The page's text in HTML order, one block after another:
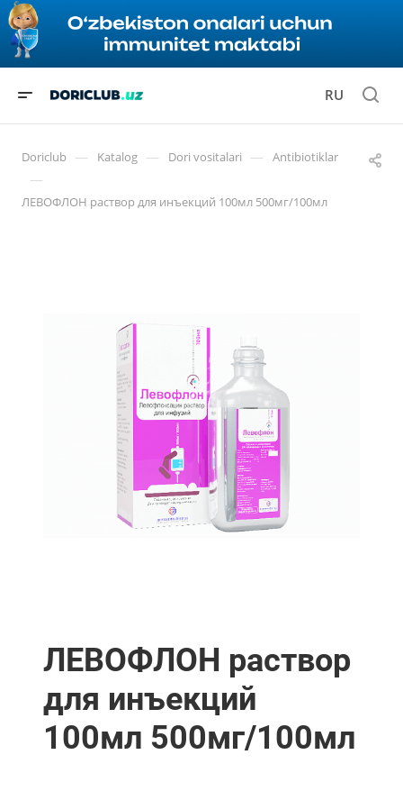
RU
Doriclub — Katalog — Dori vositalari — Antibiotiklar
—
ЛЕВОФЛОН раствор для инъекций 100мл 500мг/100мл
ЛЕВОФЛОН раствор
для инъекций
100мл 500мг/100мл